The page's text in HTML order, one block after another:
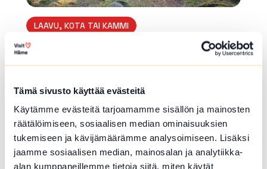
Tämä sivusto käyttää evästeitä
Käytämme evästeitä tarjoamamme sisällön ja mainosten
räätälöimiseen, sosiaalisen median ominaisuuksien
tukemiseen ja kävijämäärämme analysoimiseen. Lisäksi
jaamme sosiaalisen median, mainosalan ja analytiikka-
alan kumppaneillemme tietoja siitä, miten käytät
LAAVU, KOTA TAI KAMMI
Vanajanniemen laavu
Pysähdy retkelläsi Vanajanniemen laavulle, jo
ka on järven läheisyydessä. Laavun edessä on
nuotiokehä. Polttopuita löytyy alueen puuvaja
sta. On suositeltavaa ottaa pieni...
Lue lisää luontokohteesta Vanajanniemen laavu